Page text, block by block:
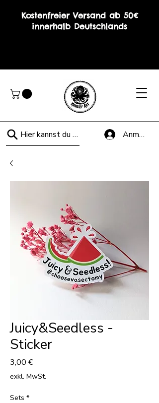
Kostenfreier Versand ab 50€
innerhalb Deutschlands
Hier kannst du suchen! Anmelden
Juicy&Seedless -
Sticker
3,00 €Preis
exkl. MwSt.
Sets *